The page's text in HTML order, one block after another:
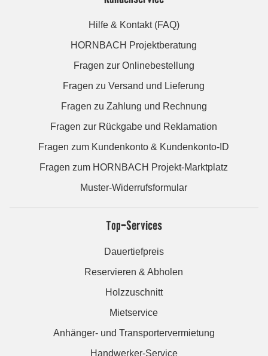
Hilfe & Kontakt (FAQ)
HORNBACH Projektberatung
Fragen zur Onlinebestellung
Fragen zu Versand und Lieferung
Fragen zu Zahlung und Rechnung
Fragen zur Rückgabe und Reklamation
Fragen zum Kundenkonto & Kundenkonto-ID
Fragen zum HORNBACH Projekt-Marktplatz
Muster-Widerrufsformular
Top-Services
Dauertiefpreis
Reservieren & Abholen
Holzzuschnitt
Mietservice
Anhänger- und Transportervermietung
Handwerker-Service